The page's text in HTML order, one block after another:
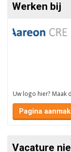
Werken bij
Uw logo hier? Maak
Pagina
Vacature